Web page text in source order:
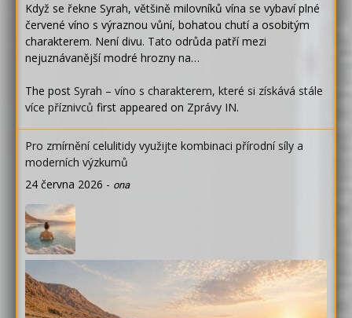
Když se řekne Syrah, většině milovníků vína se vybaví plné
červené víno s výraznou vůní, bohatou chutí a osobitým
charakterem. Není divu. Tato odrůda patří mezi
nejuznávanější modré hrozny na…
The post Syrah – víno s charakterem, které si získává stále
více příznivců first appeared on Zprávy IN.
Pro zmírnění celulitidy využijte kombinaci přírodní síly a
moderních výzkumů
24 června 2026 - ona